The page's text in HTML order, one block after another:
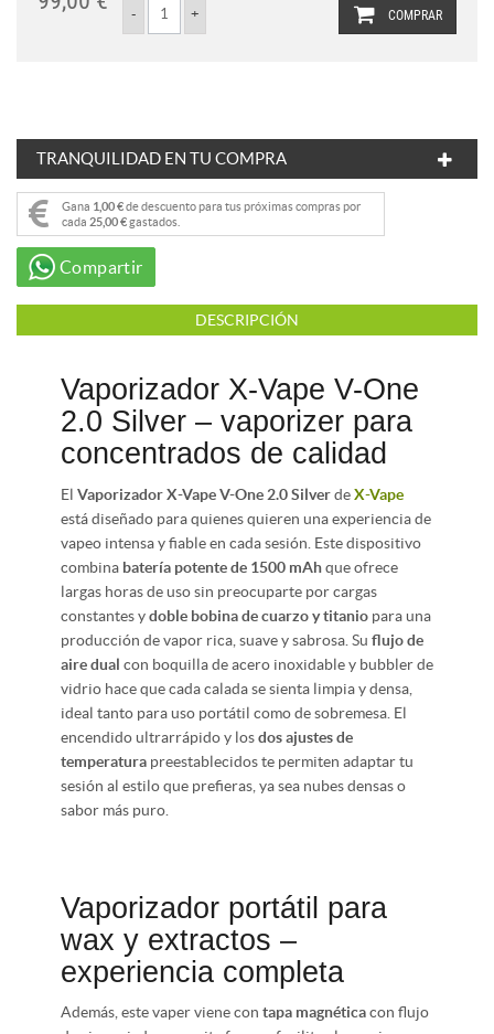
COMPRAR
TRANQUILIDAD EN TU COMPRA
Gana 1,00 €de descuento para tus próximas compras por
cada 25,00 €gastados.
Compartir
DESCRIPCIÓN
Vaporizador X-Vape V-One
2.0 Silver – vaporizer para
concentrados de calidad
El Vaporizador X-Vape V-One 2.0 SilverdeX-Vape
está diseñado para quienes quieren una experiencia de
vapeo intensa y fiable en cada sesión. Este dispositivo
combina batería potente de 1500 mAhque ofrece
largas horas de uso sin preocuparte por cargas
constantes ydoble bobina de cuarzo y titanio para una
producción de vapor rica, suave y sabrosa. Su flujo de
aire dual con boquilla de acero inoxidable y bubbler de
vidrio hace que cada calada se sienta limpia y densa,
ideal tanto para uso portátil como de sobremesa. El
encendido ultrarrápido y losdos ajustes de
temperatura preestablecidos te permiten adaptar tu
sesión al estilo que prefieras, ya sea nubes densas o
sabor más puro.
Vaporizador portátil para
wax y extractos –
experiencia completa
Además, este vaper viene con tapa magnéticacon flujo